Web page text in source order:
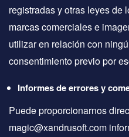
registradas y otras leyes de
marcas comerciales e
utilizar en relación con
consentimiento previo por
Informes de errores y
Puede proporcionarnos
magic@xandrusoft.com